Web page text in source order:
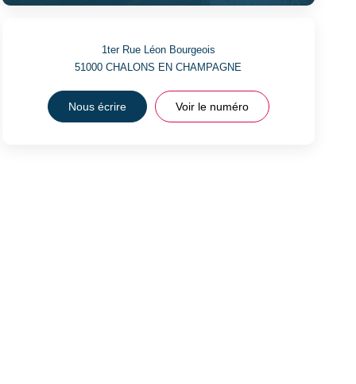
1ter Rue Léon Bourgeois
51000CHALONS EN CHAMPAGNE
Nous écrire Voir le numéro